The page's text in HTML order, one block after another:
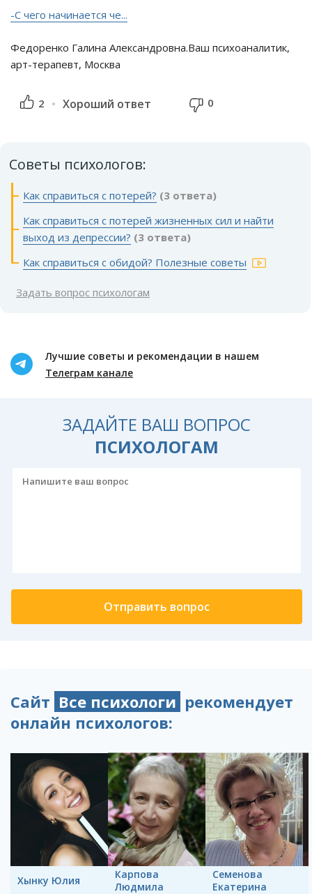
-С чего начинается че...
Федоренко Галина Александровна.Ваш психоаналитик,
арт-терапевт, Москва
2 Хороший ответ 0
Советы психологов:
Как справиться с потерей? (3 ответа)
Как справиться с потерей жизненных сил и найти
выход из депрессии? (3 ответа)
Как справиться с обидой? Полезные советы
Задать вопрос психологам
Лучшие советы и рекомендации в нашем
Телеграм канале
ЗАДАЙТЕ ВАШ ВОПРОС
ПСИХОЛОГАМ
Сайт Все психологи рекомендует
онлайн психологов:
Хынку Юлия
Карпова
Людмила
Семенова
Екатерина